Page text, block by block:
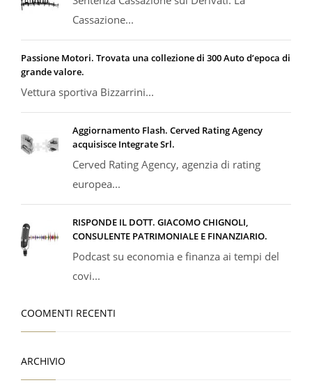
Cassazione...
Passione Motori. Trovata una collezione di 300 Auto d’epoca di
grande valore.
Vettura sportiva Bizzarrini...
Aggiornamento Flash. Cerved Rating Agency
acquisisce Integrate Srl.
Cerved Rating Agency, agenzia di rating
europea...
RISPONDE IL DOTT. GIACOMO CHIGNOLI,
CONSULENTE PATRIMONIALE E FINANZIARIO.
Podcast su economia e finanza ai tempi del
covi...
COOMENTI RECENTI
ARCHIVIO